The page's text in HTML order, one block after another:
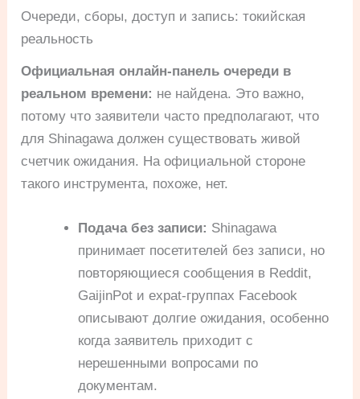
Очереди, сборы, доступ и запись: токийская
реальность
Официальная онлайн-панель очереди в
реальном времени: не найдена. Это важно,
потому что заявители часто предполагают, что
для Shinagawa должен существовать живой
счетчик ожидания. На официальной стороне
такого инструмента, похоже, нет.
Подача без записи: Shinagawa
принимает посетителей без записи, но
повторяющиеся сообщения в Reddit,
GaijinPot и expat-группах Facebook
описывают долгие ожидания, особенно
когда заявитель приходит с
нерешенными вопросами по
документам.